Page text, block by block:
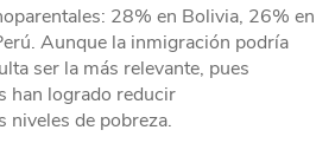
28% en Bolivia, 26% en
Aunque la inmigración podría
ser la más relevante, pues
han logrado reducir
niveles de pobreza.